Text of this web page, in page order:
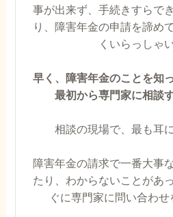
事が出来ず、手続きすらで
り、障害年金の申請を諦め
くいらっしゃ
早く、障害年金のことを知
最初から専門家に相談
相談の現場で、最も耳
障害年金の請求で一番大事
たり、わからないことがあ
ぐに専門家に問い合わせ